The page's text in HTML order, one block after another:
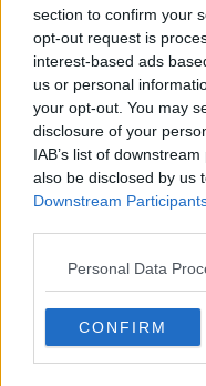
section to confirm your
opt-out request is
interest-based ads
us or personal
your opt-out. You may
disclosure of your
IAB’s list of
also be disclosed by us
Downstream
Personal Data
CONFIRM
un punto debole di
Poi c'è il capitolo relativo
"che è - hanno aggiunto
alle attività del centro
diventare esclusiva dei
più volte espressa da
prossimità.Con questa
dicendo che ci saranno
che viveva fuori Mura
cena, da San Francesco e
quant'altro. Ma questo
motorini o scooter, che